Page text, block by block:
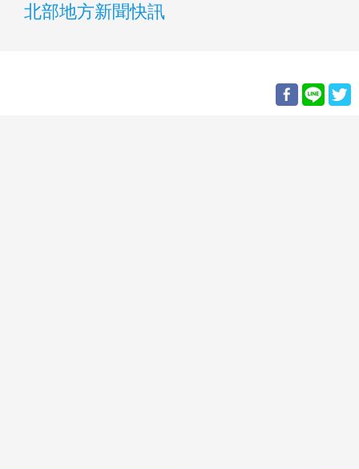
北部地方新聞快訊